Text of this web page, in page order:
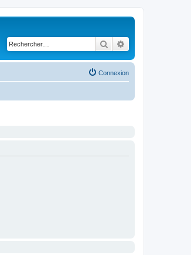
Rechercher
Connexion